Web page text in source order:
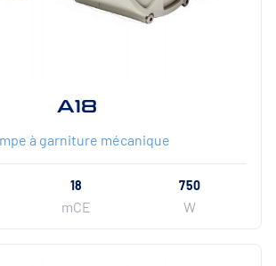
A18
à garniture mécanique
18
mCE
750
W